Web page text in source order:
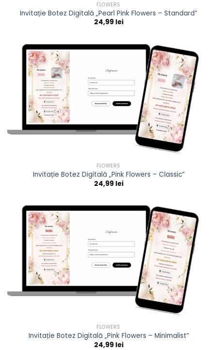
FLOWERS
Invitație Botez Digitală „Pearl Pink Flowers – Standard”
24,99 lei
FLOWERS
Invitație Botez Digitală „Pink Flowers – Classic”
24,99 lei
FLOWERS
Invitație Botez Digitală „Pink Flowers – Minimalist”
24,99 lei